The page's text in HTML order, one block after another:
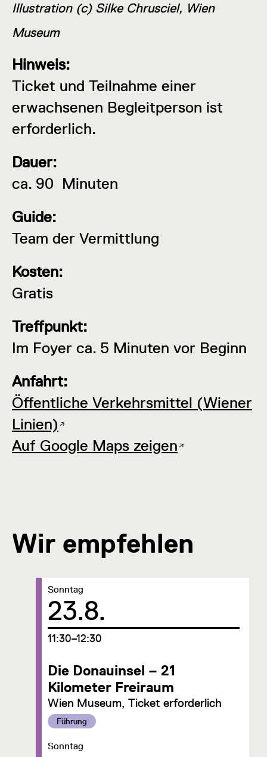
Illustration (c) Silke Chrusciel, Wien
Museum
Hinweis:
Ticket und Teilnahme einer
erwachsenen Begleitperson ist
erforderlich.
Dauer:
ca. 90 Minuten
Guide:
Team der Vermittlung
Kosten:
Gratis
Treffpunkt:
Im Foyer ca. 5 Minuten vor Beginn
Anfahrt:
Öffentliche Verkehrsmittel (Wiener
Linien)
Auf Google Maps zeigen
Wir empfehlen
Die Donauinsel – 21
Kilometer Freiraum
Wien Museum, Ticket erforderlich
Kategorie:
Führung
Datum:
23.8.
Sonntag
um
11:30–12:30
Datum:
Sonntag